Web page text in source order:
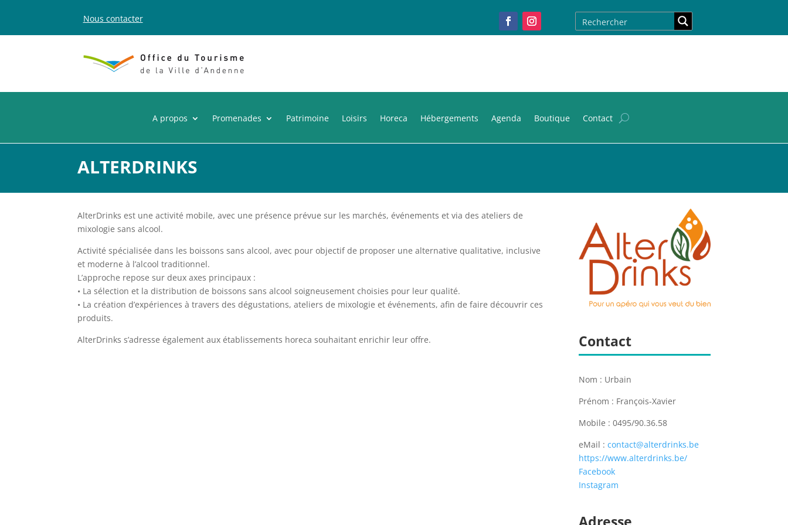
Nous contacter
A propos Promenades Patrimoine Loisirs Horeca Hébergements Agenda Boutique Contact
ALTERDRINKS
AlterDrinks est une activité mobile, avec une présence prévue sur les marchés, événements et via des ateliers de
mixologie sans alcool.
Activité spécialisée dans les boissons sans alcool, avec pour objectif de proposer une alternative qualitative, inclusive
et moderne à l’alcool traditionnel.
L’approche repose sur deux axes principaux :
• La sélection et la distribution de boissons sans alcool soigneusement choisies pour leur qualité.
• La création d’expériences à travers des dégustations, ateliers de mixologie et événements, afin de faire découvrir ces
produits.
AlterDrinks s’adresse également aux établissements horeca souhaitant enrichir leur offre.
Contact
Nom : Urbain
Prénom : François-Xavier
Mobile : 0495/90.36.58
eMail : contact@alterdrinks.be
https://www.alterdrinks.be/
Facebook
Instagram